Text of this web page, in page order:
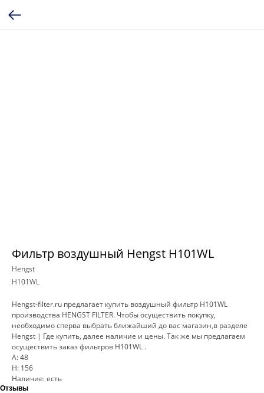
Фильтр воздушный Hengst H101WL
Hengst
H101WL
Hengst-filter.ru предлагает купить воздушный фильтр H101WL
производства HENGST FILTER. Чтобы осуществить покупку,
необходимо сперва выбрать ближайший до вас магазин,в разделе
Hengst | Где купить, далее наличие и цены. Так же мы предлагаем
осуществить заказ фильтров H101WL .
A: 48
H: 156
Наличие: есть
Отзывы